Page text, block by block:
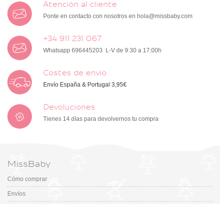
Atención al cliente
Ponte en contacto con nosotros en hola@missbaby.com
+34 911 231 067
Whatsapp 696445203 L-V de 9:30 a 17:00h
Costes de envío
Envío España & Portugal 3,95€
Devoluciones
Tienes 14 días para devolvernos tu compra
MissBaby
Cómo comprar
Envíos